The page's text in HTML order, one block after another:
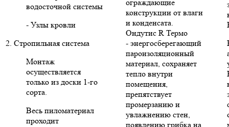
водосточной системы
- Узлы кровли
2. Стропильная система
Монтаж
осуществляется
только из доски 1-го
сорта.
Весь пиломатериал
проходит
ограждающие
конструкции от влаги
и конденсата.
Ондутис R Термо
- энергосберегающий
пароизоляционный
материал, сохраняет
тепло внутри
помещения,
препятствует
промерзанию и
увлажнению стен,
появлению грибка на